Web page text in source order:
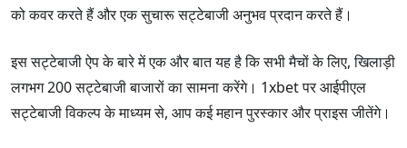
को कवर करते हैं और एक सुचारू सट्टेबाजी अनुभव प्रदान करते हैं।
इस सट्टेबाजी ऐप के बारे में एक और बात यह है कि सभी मैचों के लिए, खिलाड़ी
लगभग 200 सट्टेबाजी बाजारों का सामना करेंगे। 1xbet पर आईपीएल
सट्टेबाजी विकल्प के माध्यम से, आप कई महान पुरस्कार और प्राइस जीतेंगे।